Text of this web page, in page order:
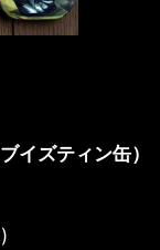
ズティン缶）